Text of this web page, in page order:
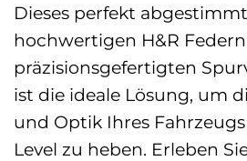
Dieses perfekt
hochwertigen H&R
präzisionsgefertigten
ist die ideale Lösung, um
und Optik Ihres
Level zu heben. Erleben